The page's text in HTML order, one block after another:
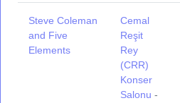
Steve Coleman
and Five
Elements
Cemal
Reşit
Rey
(CRR)
Konser
Salonu -